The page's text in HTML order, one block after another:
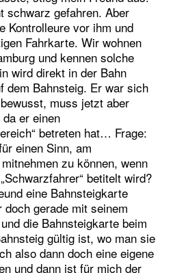
schwarz gefahren. Aber
Kontrolleure vor ihm und
Fahrkarte. Wir wohnen
und kennen solche
wird direkt in der Bahn
dem Bahnsteig. Er war sich
muss jetzt aber
er einen
betreten hat… Frage:
einen Sinn, am
zu können, wenn
betitelt wird?
eine Bahnsteigkarte
gerade mit seinem
die Bahnsteigkarte beim
gültig ist, wo man sie
also dann doch eine eigene
und dann ist für mich der